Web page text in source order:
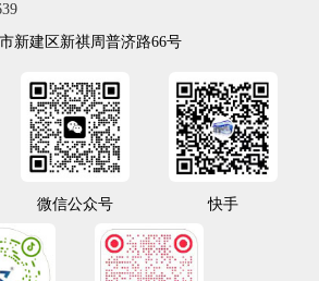
新建区新祺周普济路66号
微信公众号 快手